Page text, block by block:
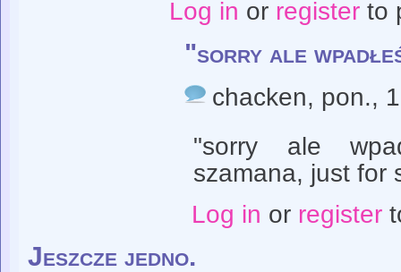
Log in or registerto
"sorry ale
chacken, pon.,
"sorry ale
szamana, just for
Log in or register
Jeszcze jedno.